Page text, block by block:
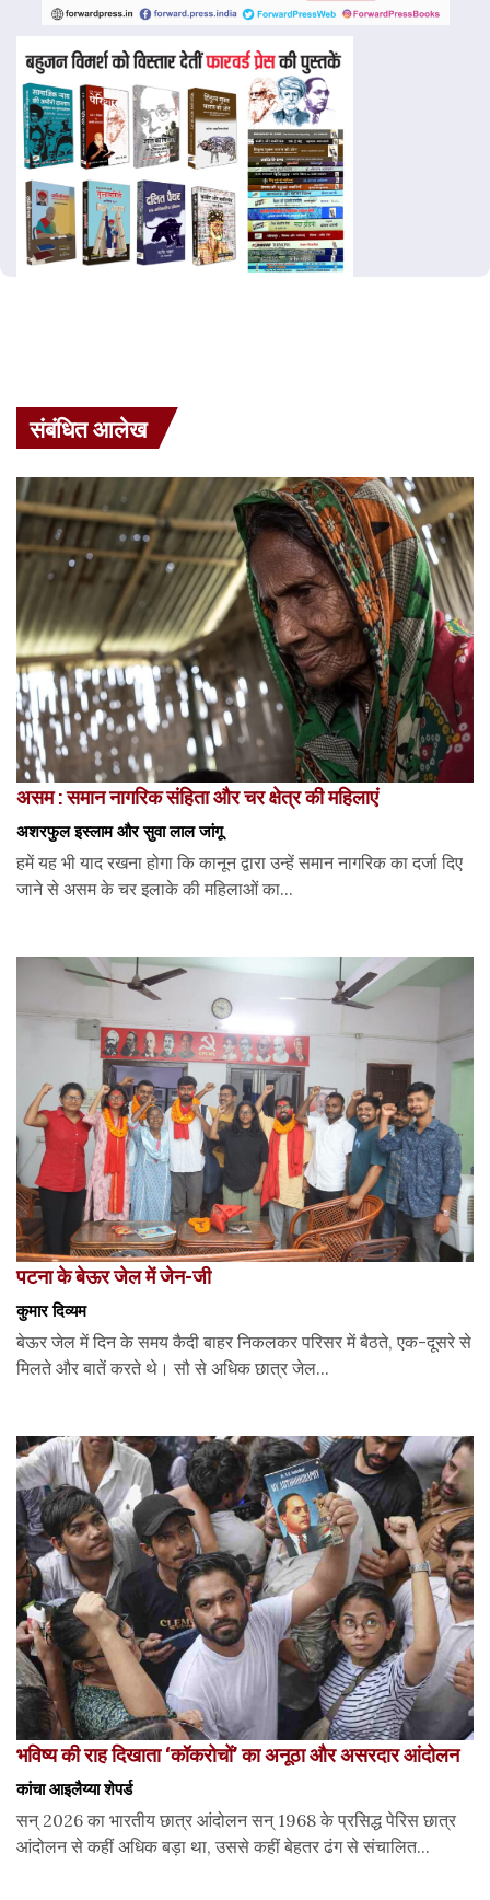
संबंधित आलेख
असम : समान नागरिक संहिता और चर क्षेत्र की महिलाएं
अशरफुल इस्लाम और सुवा लाल जांगू
हमें यह भी याद रखना होगा कि कानून द्वारा उन्हें समान नागरिक का दर्जा दिए
जाने से असम के चर इलाके की महिलाओं का...
पटना के बेऊर जेल में जेन-जी
कुमार दिव्यम
बेऊर जेल में दिन के समय कैदी बाहर निकलकर परिसर में बैठते, एक-दूसरे से
मिलते और बातें करते थे। सौ से अधिक छात्र जेल...
भविष्य की राह दिखाता ‘कॉकरोचों’ का अनूठा और असरदार आंदोलन
कांचा आइलैय्या शेपर्ड
सन् 2026 का भारतीय छात्र आंदोलन सन् 1968 के प्रसिद्ध पेरिस छात्र
आंदोलन से कहीं अधिक बड़ा था, उससे कहीं बेहतर ढंग से संचालित...